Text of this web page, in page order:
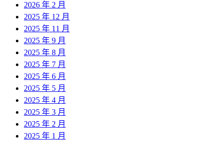
2026 年 2 月
2025 年 12 月
2025 年 11 月
2025 年 9 月
2025 年 8 月
2025 年 7 月
2025 年 6 月
2025 年 5 月
2025 年 4 月
2025 年 3 月
2025 年 2 月
2025 年 1 月